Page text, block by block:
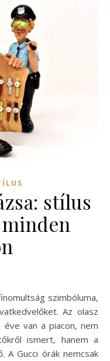
stílus
Az olasz
van a piacon, nem
ismert, hanem a
A Gucci órák nemcsak